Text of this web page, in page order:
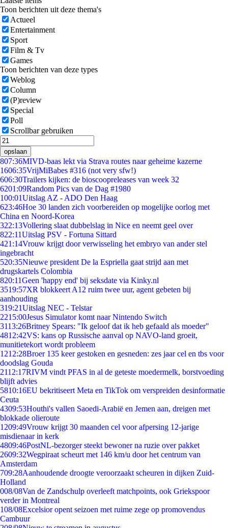
Toon berichten uit deze thema's
Actueel
Entertainment
Sport
Film & Tv
Games
Toon berichten van deze types
Weblog
Column
(P)review
Special
Poll
Scrollbar gebruiken
opslaan
807:36MIVD-baas lekt via Strava routes naar geheime kazerne
1606:35VrijMiBabes #316 (not very sfw!)
606:30Trailers kijken: de bioscoopreleases van week 32
6201:09Random Pics van de Dag #1980
100:01Uitslag AZ - ADO Den Haag
623:46Hoe 30 landen zich voorbereiden op mogelijke oorlog met
China en Noord-Korea
322:13Vollering slaat dubbelslag in Nice en neemt geel over
822:11Uitslag PSV - Fortuna Sittard
421:14Vrouw krijgt door verwisseling het embryo van ander stel
ingebracht
520:35Nieuwe president De la Espriella gaat strijd aan met
drugskartels Colombia
820:11Geen 'happy end' bij seksdate via Kinky.nl
3519:57XR blokkeert A12 ruim twee uur, agent gebeten bij
aanhouding
319:21Uitslag NEC - Telstar
2215:00Jesus Simulator komt naar Nintendo Switch
3113:26Britney Spears: "Ik geloof dat ik heb gefaald als moeder"
4812:42VS: kans op Russische aanval op NAVO-land groeit,
munitietekort wordt probleem
1212:28Broer 135 keer gestoken en gesneden: zes jaar cel en tbs voor
doodslag Gouda
2112:17RIVM vindt PFAS in al de geteste moedermelk, borstvoeding
blijft advies
5810:16EU bekritiseert Meta en TikTok om verspreiden desinformatie
Ceuta
4309:53Houthi's vallen Saoedi-Arabië en Jemen aan, dreigen met
blokkade olieroute
1209:49Vrouw krijgt 30 maanden cel voor afpersing 12-jarige
misdienaar in kerk
4809:46PostNL-bezorger steekt bewoner na ruzie over pakket
2609:32Wegpiraat scheurt met 146 km/u door het centrum van
Amsterdam
709:28Aanhoudende droogte veroorzaakt scheuren in dijken Zuid-
Holland
008/08Van de Zandschulp overleeft matchpoints, ook Griekspoor
verder in Montreal
108/08Excelsior opent seizoen met ruime zege op promovendus
Cambuur